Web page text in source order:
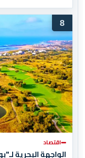
8
اقتصاد
الواجهة البحرية